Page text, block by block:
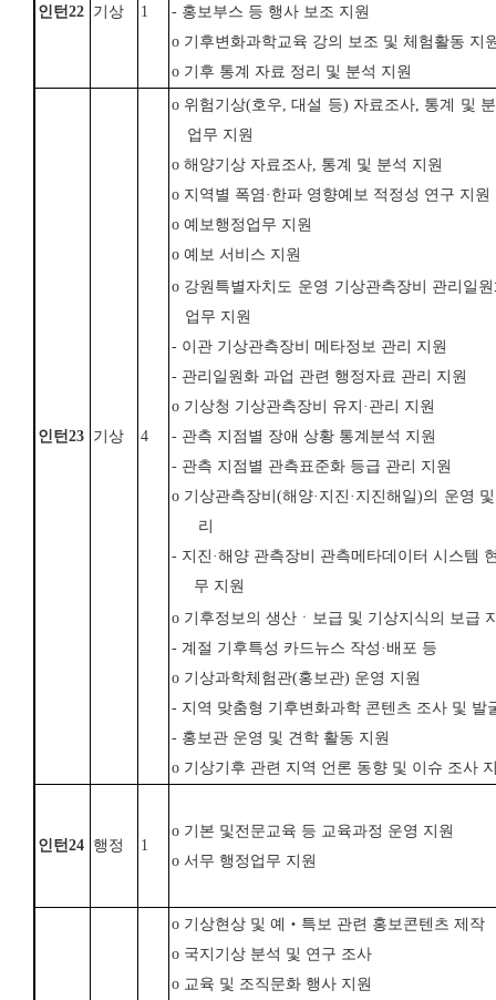
인턴22 기상 1
- 홍보부스 등 행사 보조 지원
o 기후변화과학교육 강의 보조 및 체험활동 지
o 기후 통계 자료 정리 및 분석 지원
인턴23 기상 4
o 위험기상(호우,대설 등) 자료조사, 통계 및
업무 지원
o 해양기상 자료조사, 통계 및 분석 지원
o 지역별 폭염 · 한파 영향예보 적정성 연구 지원
o 예보행정업무 지원
o 예보 서비스 지원
o 강원특별자치도 운영 기상관측장비 관리일
업무 지원
- 이관 기상관측장비 메타정보 관리 지원
- 관리일원화 과업 관련 행정자료 관리 지원
o 기상청 기상관측장비 유지 · 관리 지원
- 관측 지점별 장애 상황 통계분석 지원
- 관측 지점별 관측표준화 등급 관리 지원
o 기상관측장비(해양· 지진 · 지진해일)의 운영
리
- 지진·해양 관측장비 관측메타데이터 시스템
무 지원
o 기후정보의 생산ㆍ보급 및 기상지식의 보급
- 계절 기후특성 카드뉴스 작성·배포 등
o 기상과학체험관(홍보관) 운영 지원
- 지역 맞춤형 기후변화과학 콘텐츠 조사 및 발
- 홍보관 운영 및 견학 활동 지원
o 기상기후 관련 지역 언론 동향 및 이슈 조사
인턴24 행정 1
o 기본 및 전문교육 등 교육과정 운영 지원
o 서무 행정업무 지원
o 기상현상 및 예‧특보 관련 홍보콘텐츠 제작
o 국지기상 분석 및 연구 조사
o 교육 및 조직문화 행사 지원